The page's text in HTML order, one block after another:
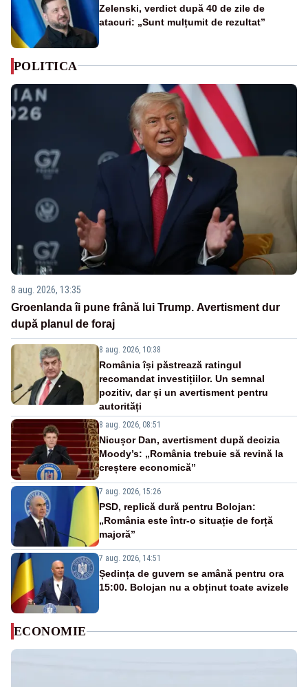
Zelenski, verdict după 40 de zile de
atacuri: „Sunt mulțumit de rezultat”
POLITICA
8 aug. 2026, 13:35
Groenlanda îi pune frână lui Trump. Avertisment dur
după planul de foraj
8 aug. 2026, 10:38
România își păstrează ratingul
recomandat investițiilor. Un semnal
pozitiv, dar și un avertisment pentru
autorități
8 aug. 2026, 08:51
Nicușor Dan, avertisment după decizia
Moody’s: „România trebuie să revină la
creștere economică”
7 aug. 2026, 15:26
PSD, replică dură pentru Bolojan:
„România este într-o situație de forță
majoră”
7 aug. 2026, 14:51
Ședința de guvern se amână pentru ora
15:00. Bolojan nu a obținut toate avizele
ECONOMIE